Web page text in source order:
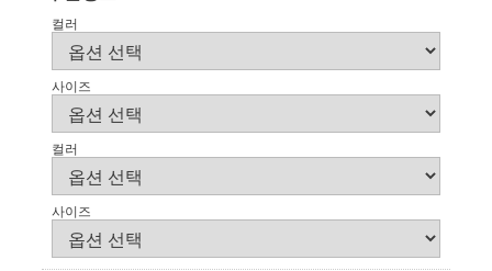
컬러
사이즈
컬러
사이즈